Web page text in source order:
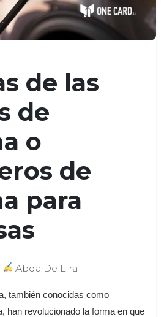
de las
de
o
de
para
Abda De Lira
también conocidas como
han revolucionado la forma en que